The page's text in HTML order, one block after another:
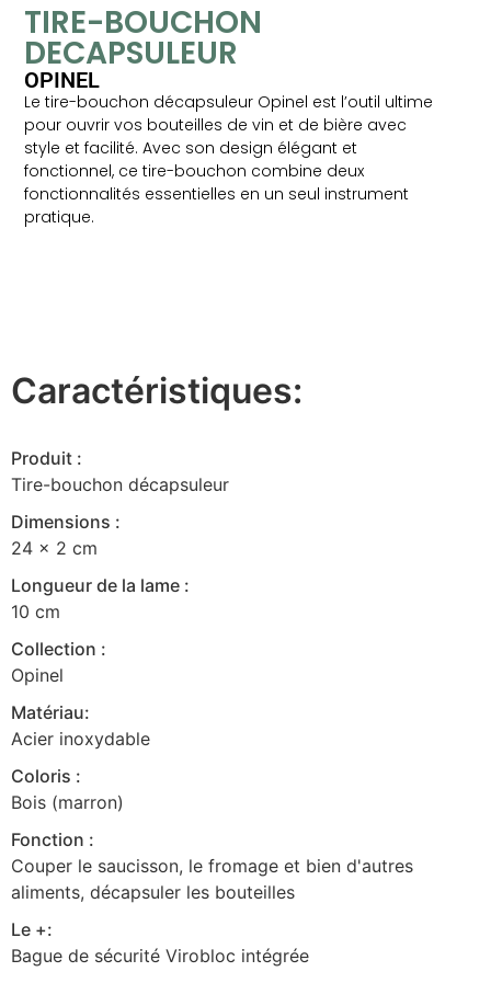
TIRE-BOUCHON
DECAPSULEUR
OPINEL
Le tire-bouchon décapsuleur Opinel est l’outil ultime
pour ouvrir vos bouteilles de vin et de bière avec
style et facilité. Avec son design élégant et
fonctionnel, ce tire-bouchon combine deux
fonctionnalités essentielles en un seul instrument
pratique.
Caractéristiques:
Produit :
Tire-bouchon décapsuleur
Dimensions :
24 x 2 cm
Longueur de la lame :
10 cm
Collection :
Opinel
Matériau:
Acier inoxydable
Coloris :
Bois (marron)
Fonction :
Couper le saucisson, le fromage et bien d'autres
aliments, décapsuler les bouteilles
Le +:
Bague de sécurité Virobloc intégrée